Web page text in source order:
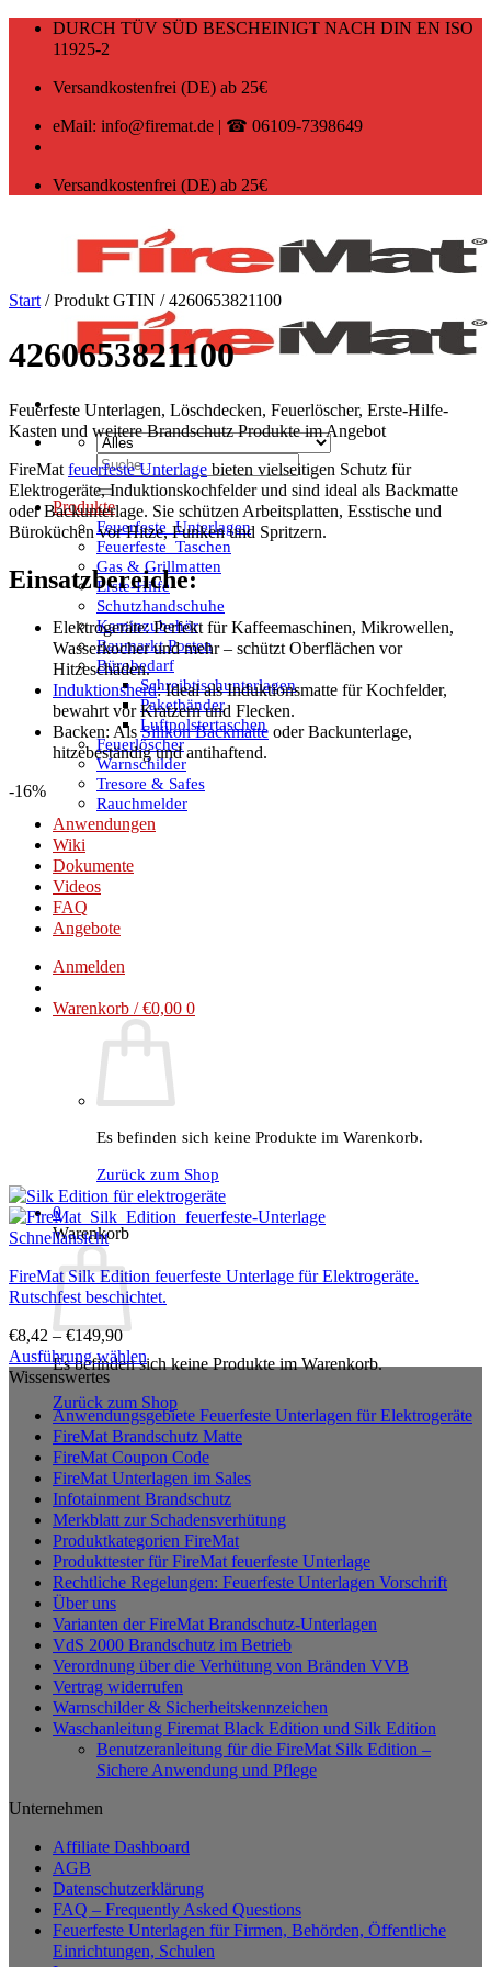
Zum
DURCH TÜV SÜD BESCHEINIGT NACH DIN EN ISO
11925-2
Versandkostenfrei (DE) ab 25€
eMail: info@firemat.de | ☎ 06109-7398649
Versandkostenfrei (DE) ab 25€
Suchen
nach:
Produkte
Feuerfeste_Unterlagen
Feuerfeste_Taschen
Gas & Grillmatten
Erste-Hilfe
Schutzhandschuhe
Kaminzubehör
Baumarkt Posten
Bürobedarf
Schreibtischunterlagen
Paketbänder
Luftpolstertaschen
Feuerlöscher
Warnschilder
Tresore & Safes
Rauchmelder
Anwendungen
Wiki
Dokumente
Videos
FAQ
Angebote
Anmelden
Warenkorb /€0,00 0
Es befinden sich keine Produkte im Warenkorb.
Zurück zum Shop
0
Warenkorb
Es befinden sich keine Produkte im Warenkorb.
Zurück zum Shop
Start /Produkt GTIN /4260653821100
4260653821100
Feuerfeste Unterlagen, Löschdecken, Feuerlöscher, Erste-Hilfe-
Kasten und weitere Brandschutz Produkte im Angebot
FireMat feuerfeste Unterlage bieten vielseitigen Schutz für
Elektrogeräte, Induktionskochfelder und sind ideal als Backmatte
oder Backunterlage. Sie schützen Arbeitsplatten, Esstische und
Büroküchen vor Hitze, Funken und Spritzern.
Einsatzbereiche:
Elektrogeräte: Perfekt für Kaffeemaschinen, Mikrowellen,
Wasserkocher und mehr – schützt Oberflächen vor
Hitzeschäden.
Induktionsherd: Ideal als Induktionsmatte für Kochfelder,
bewahrt vor Kratzern und Flecken.
Backen: AlsSilikon Backmatte oder Backunterlage,
hitzebeständig und antihaftend.
-16%
Schnellansicht
FireMat Silk Edition feuerfeste Unterlage für Elektrogeräte.
Rutschfest beschichtet.
€8,42 –€149,90
Ausführung wählen
Dieses
Produkt
weist
mehrere
Varianten
Optionen
können
Produktseite
gewählt
werden
Wissenswertes
Anwendungsgebiete Feuerfeste Unterlagen für Elektrogeräte
FireMat Brandschutz Matte
FireMat Coupon Code
FireMat Unterlagen im Sales
Infotainment Brandschutz
Merkblatt zur Schadensverhütung
Produktkategorien FireMat
Produkttester für FireMat feuerfeste Unterlage
Rechtliche Regelungen: Feuerfeste Unterlagen Vorschrift
Über uns
Varianten der FireMat Brandschutz-Unterlagen
VdS 2000 Brandschutz im Betrieb
Verordnung über die Verhütung von Bränden VVB
Vertrag widerrufen
Warnschilder & Sicherheitskennzeichen
Waschanleitung Firemat Black Edition und Silk Edition
Benutzeranleitung für die FireMat Silk Edition –
Sichere Anwendung und Pflege
Unternehmen
Affiliate Dashboard
AGB
Datenschutzerklärung
FAQ – Frequently Asked Questions
Feuerfeste Unterlagen für Firmen, Behörden, Öffentliche
Einrichtungen, Schulen